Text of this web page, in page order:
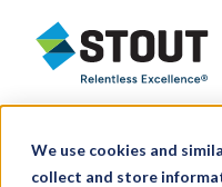
We use cookies and
collect and store
Stout Relentless